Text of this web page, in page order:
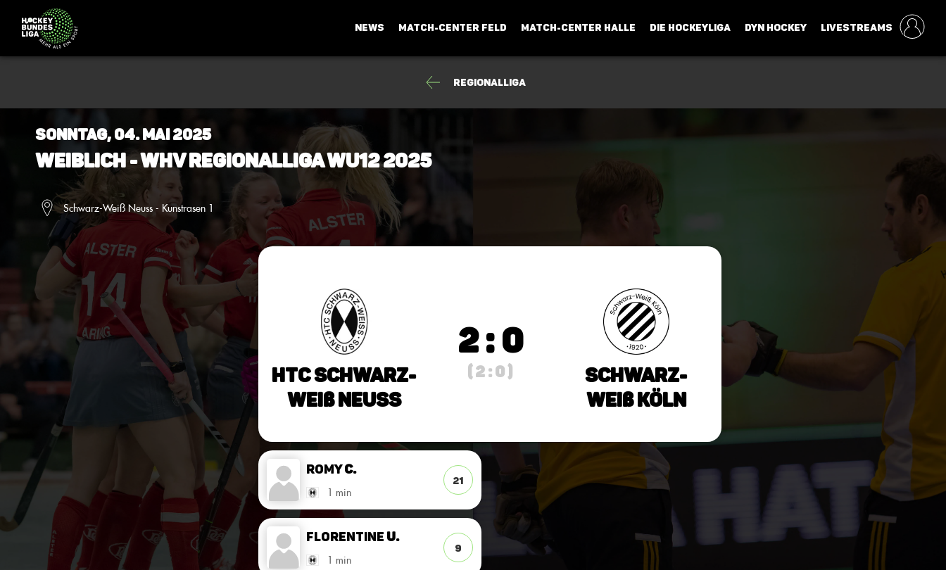
NEWS MATCH-CENTER FELD MATCH-CENTER HALLE DIE HOCKEYLIGA DYN HOCKEY LIVESTREAMS
Regionalliga
Sonntag, 04. Mai 2025
Weiblich - WHV Regionalliga wU12 2025
Schwarz-Weiß Neuss - Kunstrasen 1
HTC Schwarz-
Weiß Neuss
2 : 0
( 2 : 0 )
Schwarz-
Weiß Köln
RomyC.
1 min
21
Florentine U.
1 min
9